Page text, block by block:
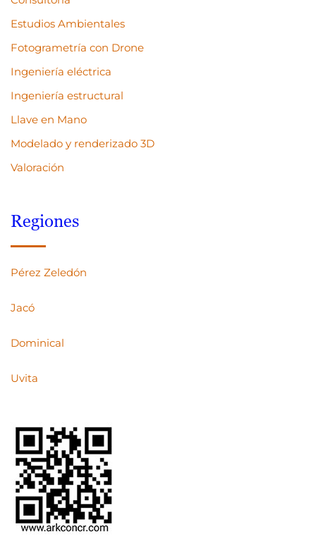
Estudios Ambientales
Fotogrametría con Drone
Ingeniería eléctrica
Ingeniería estructural
Llave en Mano
Modelado y renderizado 3D
Valoración
Regiones
Pérez Zeledón
Jacó
Dominical
Uvita